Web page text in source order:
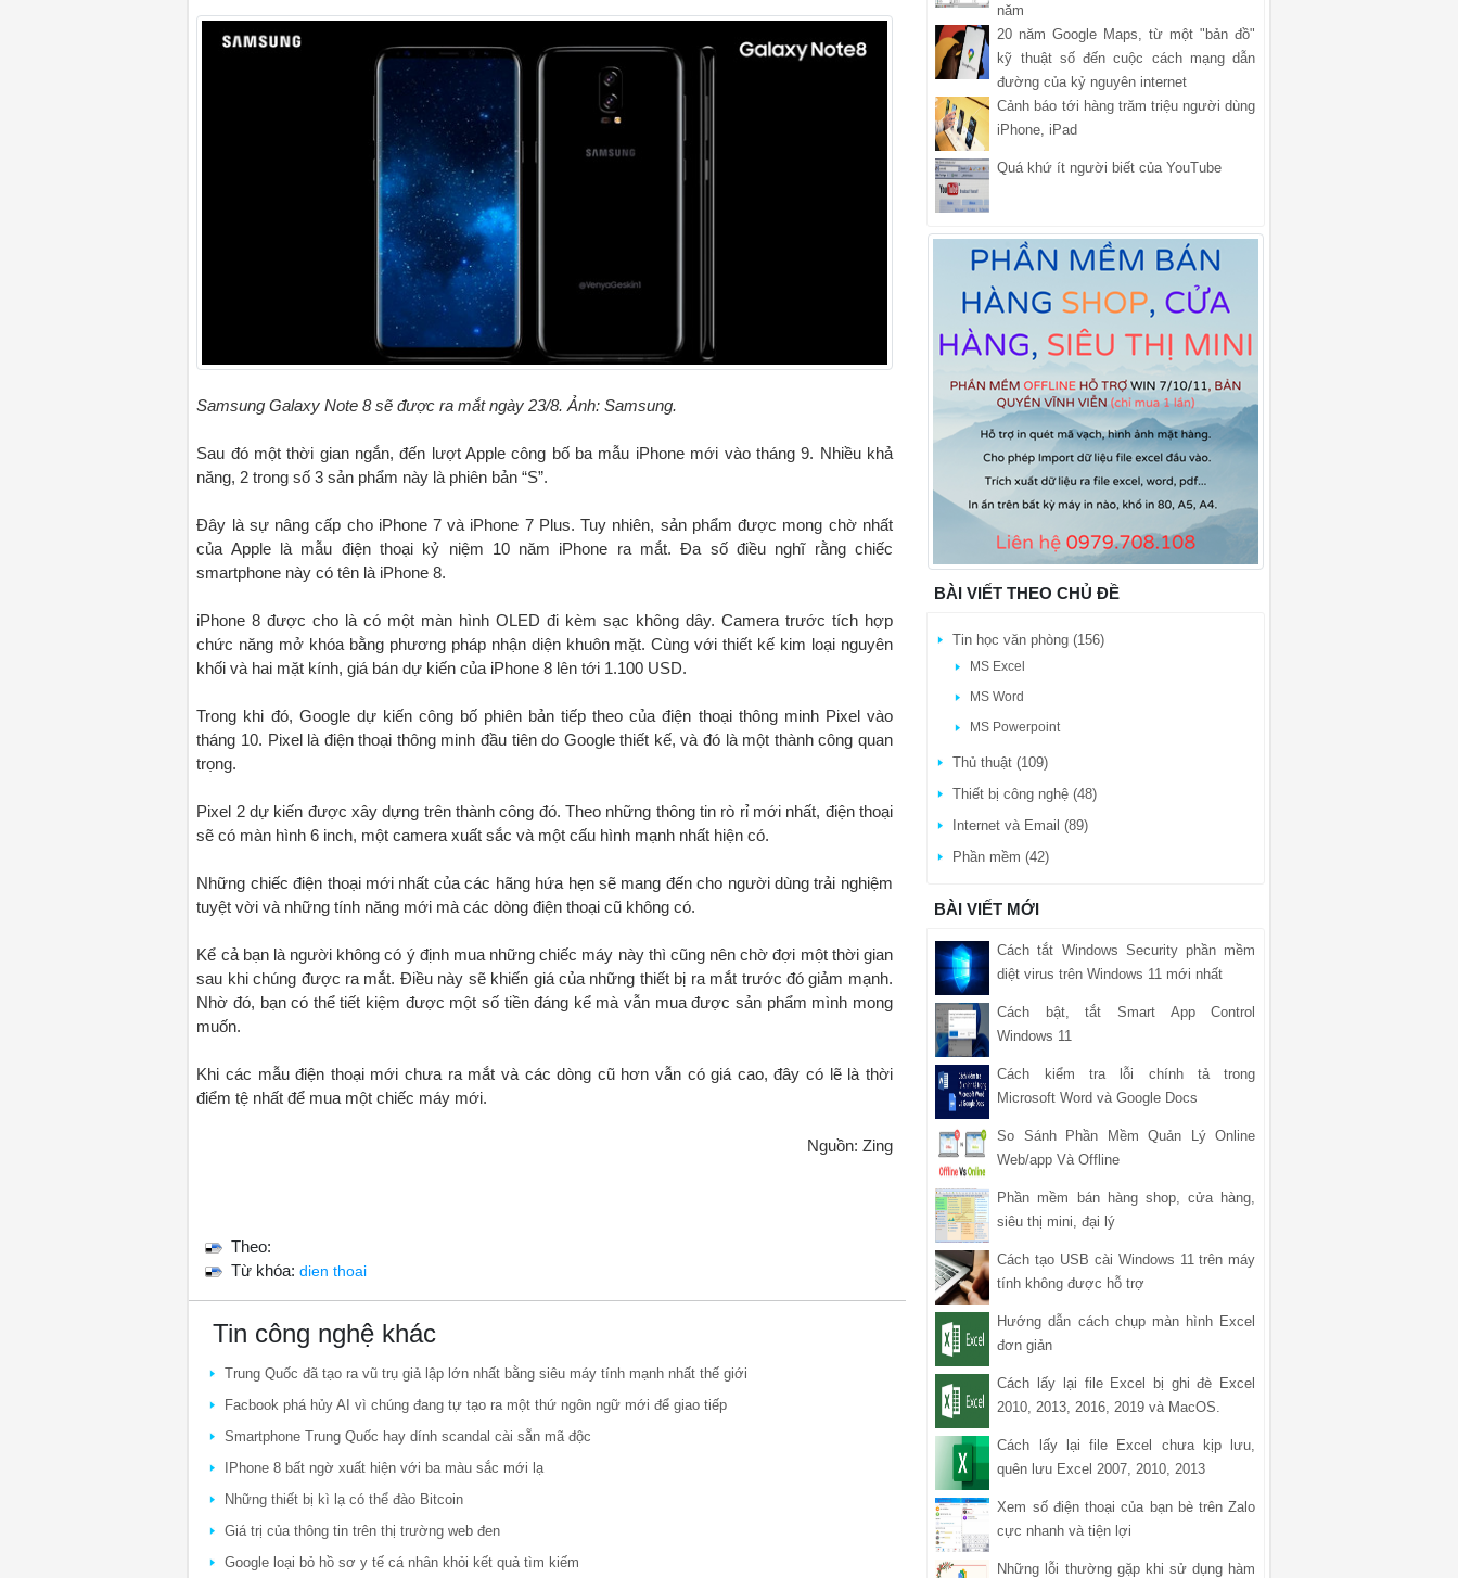
Samsung Galaxy Note 8 sẽ được ra mắt ngày 23/8. Ảnh: Samsung.
Sau đó một thời gian ngắn, đến lượt Apple công bố ba mẫu iPhone mới vào tháng 9. Nhiều khả
năng, 2 trong số 3 sản phẩm này là phiên bản “S”.
Đây là sự nâng cấp cho iPhone 7 và iPhone 7 Plus. Tuy nhiên, sản phẩm được mong chờ nhất
của Apple là mẫu điện thoại kỷ niệm 10 năm iPhone ra mắt. Đa số điều nghĩ rằng chiếc
smartphone này có tên là iPhone 8.
iPhone 8 được cho là có một màn hình OLED đi kèm sạc không dây. Camera trước tích hợp
chức năng mở khóa bằng phương pháp nhận diện khuôn mặt. Cùng với thiết kế kim loại nguyên
khối và hai mặt kính, giá bán dự kiến của iPhone 8 lên tới 1.100 USD.
Trong khi đó, Google dự kiến công bố phiên bản tiếp theo của điện thoại thông minh Pixel vào
tháng 10. Pixel là điện thoại thông minh đầu tiên do Google thiết kế, và đó là một thành công quan
trọng.
Pixel 2 dự kiến được xây dựng trên thành công đó. Theo những thông tin rò rỉ mới nhất, điện thoại
sẽ có màn hình 6 inch, một camera xuất sắc và một cấu hình mạnh nhất hiện có.
Những chiếc điện thoại mới nhất của các hãng hứa hẹn sẽ mang đến cho người dùng trải nghiệm
tuyệt vời và những tính năng mới mà các dòng điện thoại cũ không có.
Kể cả bạn là người không có ý định mua những chiếc máy này thì cũng nên chờ đợi một thời gian
sau khi chúng được ra mắt. Điều này sẽ khiến giá của những thiết bị ra mắt trước đó giảm mạnh.
Nhờ đó, bạn có thể tiết kiệm được một số tiền đáng kể mà vẫn mua được sản phẩm mình mong
muốn.
Khi các mẫu điện thoại mới chưa ra mắt và các dòng cũ hơn vẫn có giá cao, đây có lẽ là thời
điểm tệ nhất để mua một chiếc máy mới.
Nguồn: Zing
Theo:
Từ khóa: dien thoai
Tin công nghệ khác
Trung Quốc đã tạo ra vũ trụ giả lập lớn nhất bằng siêu máy tính mạnh nhất thế giới
Facbook phá hủy AI vì chúng đang tự tạo ra một thứ ngôn ngữ mới để giao tiếp
Smartphone Trung Quốc hay dính scandal cài sẵn mã độc
IPhone 8 bất ngờ xuất hiện với ba màu sắc mới lạ
Những thiết bị kì lạ có thể đào Bitcoin
Giá trị của thông tin trên thị trường web đen
Google loại bỏ hồ sơ y tế cá nhân khỏi kết quả tìm kiếm
năm
20 năm Google Maps, từ một "bản đồ"
kỹ thuật số đến cuộc cách mạng dẫn
đường của kỷ nguyên internet
Cảnh báo tới hàng trăm triệu người dùng
iPhone, iPad
Quá khứ ít người biết của YouTube
BÀI VIẾT THEO CHỦ ĐỀ
Tin học văn phòng (156)
MS Excel
MS Word
MS Powerpoint
Thủ thuật (109)
Thiết bị công nghệ (48)
Internet và Email (89)
Phần mềm (42)
BÀI VIẾT MỚI
Cách tắt Windows Security phần mềm
diệt virus trên Windows 11 mới nhất
Cách bật, tắt Smart App Control
Windows 11
Cách kiểm tra lỗi chính tả trong
Microsoft Word và Google Docs
So Sánh Phần Mềm Quản Lý Online
Web/app Và Offline
Phần mềm bán hàng shop, cửa hàng,
siêu thị mini, đại lý
Cách tạo USB cài Windows 11 trên máy
tính không được hỗ trợ
Hướng dẫn cách chụp màn hình Excel
đơn giản
Cách lấy lại file Excel bị ghi đè Excel
2010, 2013, 2016, 2019 và MacOS.
Cách lấy lại file Excel chưa kịp lưu,
quên lưu Excel 2007, 2010, 2013
Xem số điện thoại của bạn bè trên Zalo
cực nhanh và tiện lợi
Những lỗi thường gặp khi sử dụng hàm